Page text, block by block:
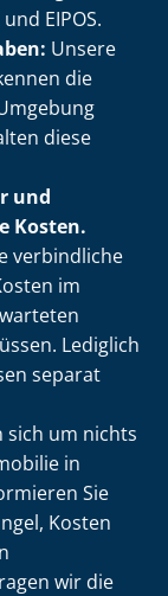
EIPOS.
Unsere
die
diese
und
Kosten.
verbindliche
im
Lediglich
separat
sich um nichts
in
Sie
Kosten
wir die